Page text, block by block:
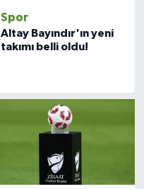
Spor
Altay Bayındır'ın yeni
takımı belli oldu!